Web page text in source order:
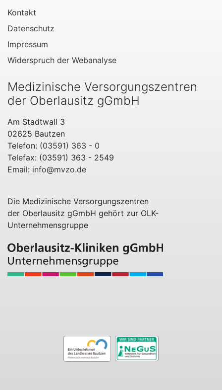
Kontakt
Datenschutz
Impressum
Widerspruch der Webanalyse
Medizinische Versorgungszentren
der Oberlausitz gGmbH
Am Stadtwall 3
02625 Bautzen
Telefon: (03591) 363 - 0
Telefax: (03591) 363 - 2549
Email: info@mvzo.de
Die Medizinische Versorgungszentren
der Oberlausitz gGmbH gehört zur OLK-
Unternehmensgruppe